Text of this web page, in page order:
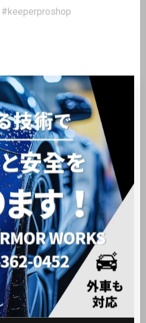
に戻る 次のページ >
タグ
車 #新車販売
古車販売
ー Categories